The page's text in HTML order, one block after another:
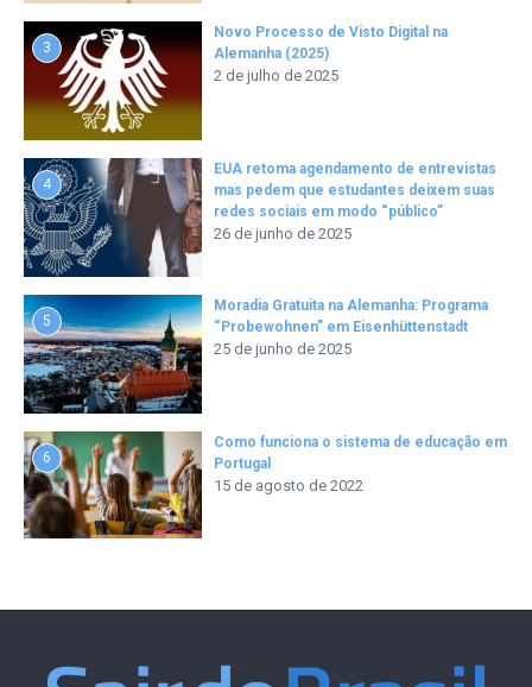
3
Novo Processo de Visto Digital na
Alemanha (2025)
2 de julho de 2025
4
EUA retoma agendamento de entrevistas
mas pedem que estudantes deixem suas
redes sociais em modo “público”
26 de junho de 2025
5
Moradia Gratuita na Alemanha: Programa
“Probewohnen” em Eisenhüttenstadt
25 de junho de 2025
6
Como funciona o sistema de educação em
Portugal
15 de agosto de 2022